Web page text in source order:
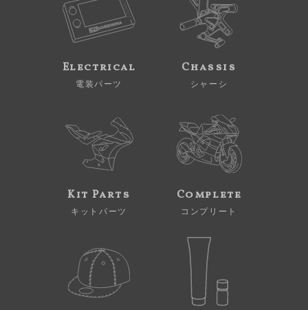
Electrical
電装パーツ
Chassis
シャーシ
Kit Parts
キットパーツ
Complete
コンプリート